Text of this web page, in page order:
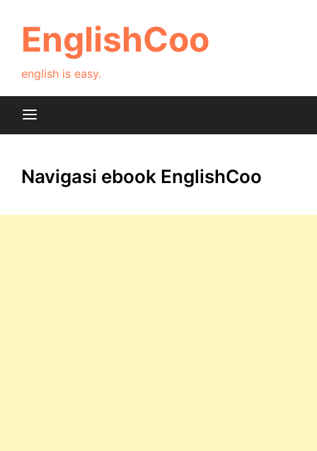
contentEnglishCoo
english is easy.
Navigasi ebook EnglishCoo